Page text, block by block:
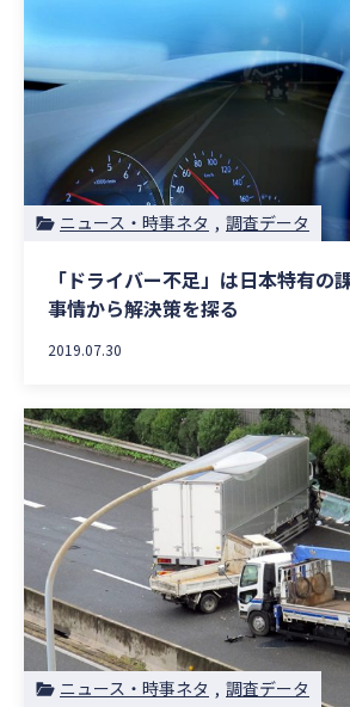
ニュース・時事ネタ 調査データ
「ドライバー不足」は日本特有の
事情から解決策を探る
2019.07.30
ニュース・時事ネタ 調査データ